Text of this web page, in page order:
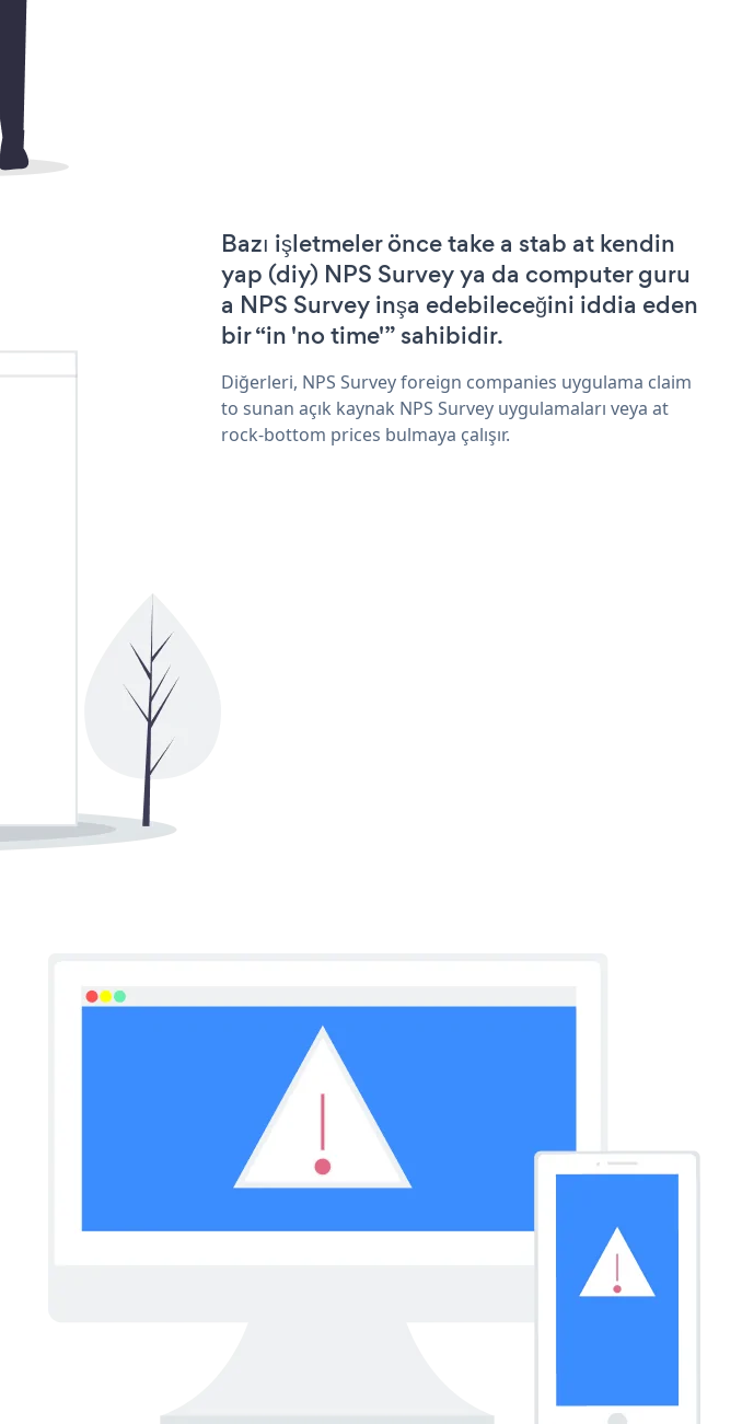
Bazı işletmeler önce take a stab at kendin
yap (diy) NPS Survey ya da computer guru
a NPS Survey inşa edebileceğini iddia eden
bir “in 'no time'” sahibidir.
Diğerleri, NPS Survey foreign companies uygulama claim
to sunan açık kaynak NPS Survey uygulamaları veya at
rock-bottom prices bulmaya çalışır.